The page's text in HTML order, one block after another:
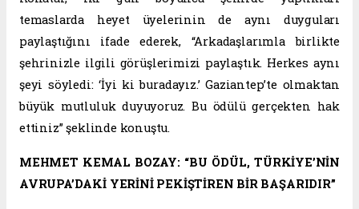
temaslarda heyet üyelerinin de aynı duyguları
paylaştığını ifade ederek, “Arkadaşlarımla birlikte
şehrinizle ilgili görüşlerimizi paylaştık. Herkes aynı
şeyi söyledi: ‘İyi ki buradayız.’ Gaziantep’te olmaktan
büyük mutluluk duyuyoruz. Bu ödülü gerçekten hak
ettiniz” şeklinde konuştu.
MEHMET KEMAL BOZAY: “BU ÖDÜL, TÜRKİYE’NİN
AVRUPA’DAKİ YERİNİ PEKİŞTİREN BİR BAŞARIDIR”